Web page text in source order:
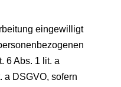
eingewilligt
6 Abs. 1 lit. a
a DSGVO, sofern